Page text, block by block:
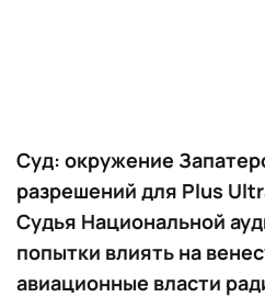
Суд: окружение
разрешений для Plus
Судья Национальной
попытки влиять на
авиационные власти